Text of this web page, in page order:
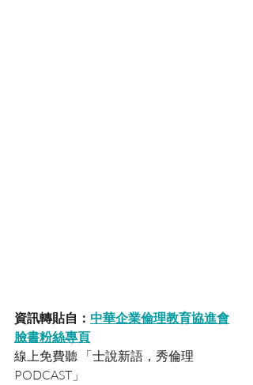
資訊轉貼自： 中華企業倫理教育協進會
臉書粉絲專頁
線上免費聽 「士說新語，秀倫理
PODCAST」